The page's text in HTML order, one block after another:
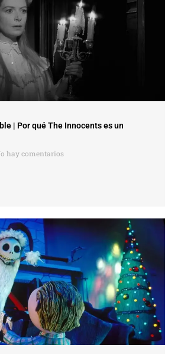
| Por qué The Innocents es un
hay comentarios